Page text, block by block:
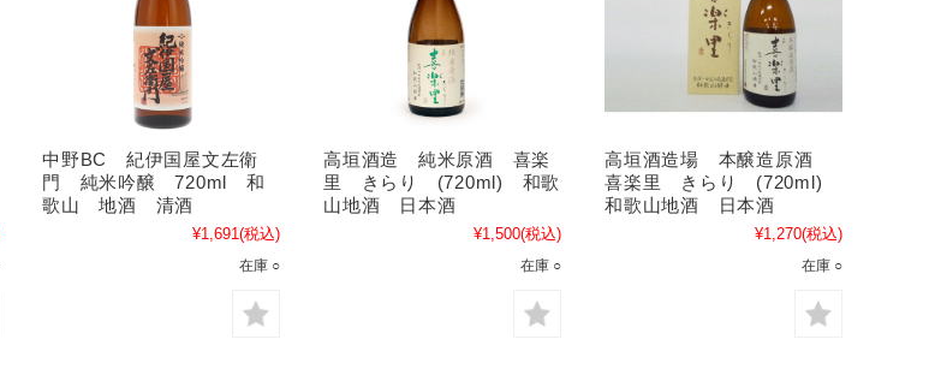
中野BC 紀伊国屋文左衛
門 純米吟醸 720ml 和
歌山 地酒 清酒
¥1,691 (税込)
在庫 ○
高垣酒造 純米原酒 喜楽
里 きらり (720ml) 和歌
山地酒 日本酒
¥1,500(税込)
在庫 ○
高垣酒造場 本醸造原酒
喜楽里 きらり (720ml)
和歌山地酒 日本酒
¥1,270(税込)
在庫 ○